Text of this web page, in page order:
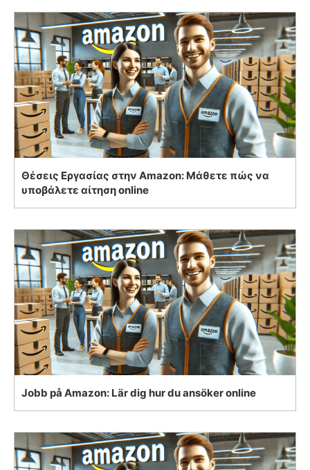
Θέσεις Εργασίας στην Amazon: Μάθετε πώς να
υποβάλετε αίτηση online
Jobb på Amazon: Lär dig hur du ansöker online